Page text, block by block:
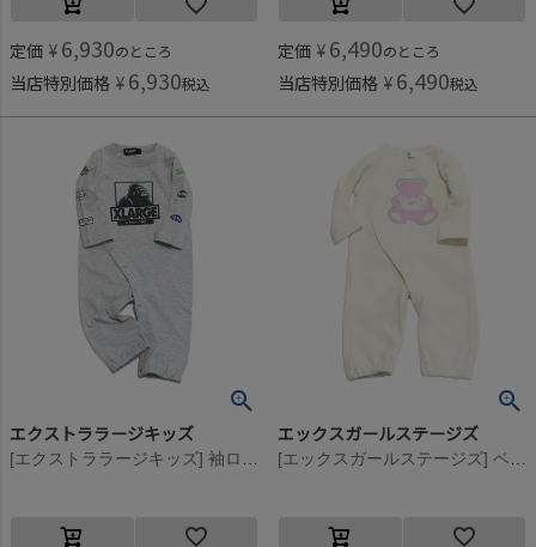
定価 ¥ 6,930のところ
当店特別価格 ¥ 6,930税込
定価 ¥ 6,490のところ
当店特別価格 ¥ 6,490税込
エクストララージキッズ
[エクストララージキッズ] 袖ロゴワッペン風プリントOG長袖カバーオール TOP・グレー(85)
エックスガールステージズ
[エックスガールステージズ] ベアプリントスウェット2WAYオール アイボリー(05)